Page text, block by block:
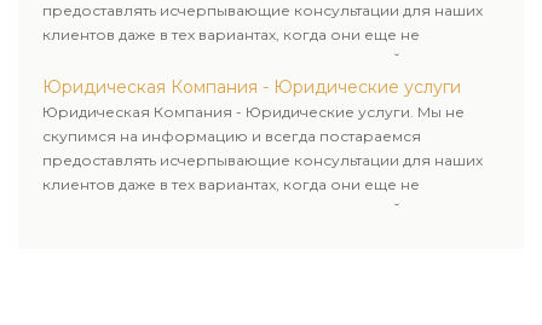
предоставлять исчерпывающие консультации для наших
клиентов даже в тех вариантах, когда они еще не
пользовались юридическими услугами нашей компании.
Юридическая Компания - Юридические услуги
Юридическая Компания - Юридические услуги. Мы не
скупимся на информацию и всегда постараемся
предоставлять исчерпывающие консультации для наших
клиентов даже в тех вариантах, когда они еще не
пользовались юридическими услугами нашей компании.